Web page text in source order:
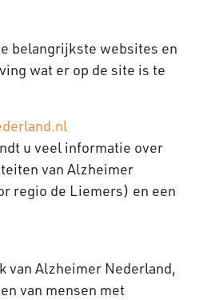
belangrijkste websites en
wat er op de site is te
u veel informatie over
van Alzheimer
regio de Liemers) en een
van Alzheimer Nederland,
van mensen met